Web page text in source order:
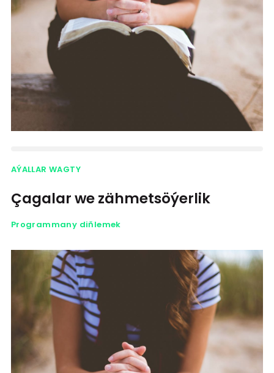
AÝALLAR WAGTY
Çagalar we zähmetsöýerlik
Programmany diňlemek